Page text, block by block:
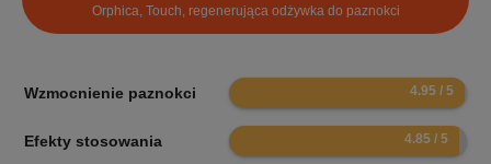
Orphica, Touch, regenerująca odżywka do paznokci
Wzmocnienie paznokci 9.9
Efekty stosowania 9.7